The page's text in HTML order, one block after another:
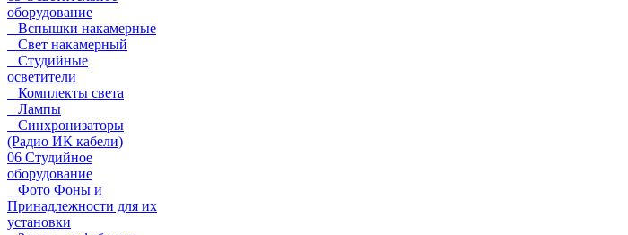
оборудование
Вспышки накамерные
Свет накамерный
Студийные
осветители
Комплекты света
Лампы
Синхронизаторы
(Радио ИК кабели)
06 Студийное
оборудование
Фото Фоны и
Принадлежности для их
установки